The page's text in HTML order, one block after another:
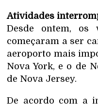
Atividades
Desde ontem,
começaram a ser
aeroporto mais
Nova York, e o de
de Nova Jersey.
De acordo com a